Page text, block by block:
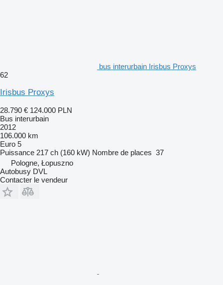
bus interurbain Irisbus Proxys
62
Irisbus Proxys
28.790 € 124.000 PLN
Bus interurbain
2012
106.000 km
Euro 5
Puissance 217 ch (160 kW) Nombre de places 37
Pologne, Łopuszno
Autobusy DVL
Contacter le vendeur